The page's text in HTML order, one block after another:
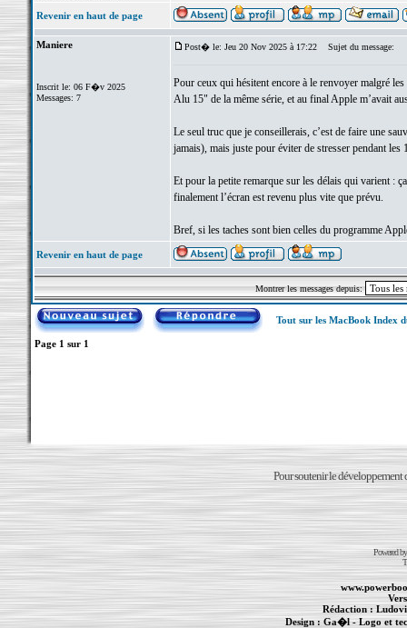
Revenir en haut de page
Maniere
Inscrit le: 06 F�v 2025
Messages: 7
Post� le: Jeu 20 Nov 2025 à 17:22 Sujet du message:
Pour ceux qui hésitent encore à le renvoyer malgré
Alu 15" de la même série, et au final Apple m’avait
Le seul truc que je conseillerais, c’est de faire une
jamais), mais juste pour éviter de stresser pendant les
Et pour la petite remarque sur les délais qui varient :
finalement l’écran est revenu plus vite que prévu.
Bref, si les taches sont bien celles du programme
Revenir en haut de page
Montrer les messages depuis:
Tout sur les MacBook Index
Page 1 sur 1
Pour soutenir le développement
Powered
Rédaction :
Design :Ga�l- Logo et